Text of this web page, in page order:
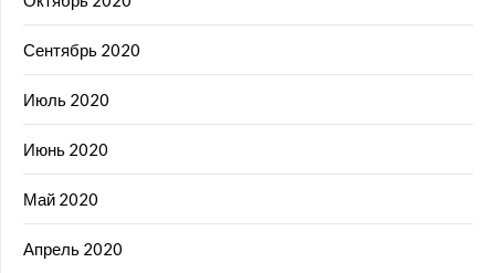
Сентябрь 2020
Июль 2020
Июнь 2020
Май 2020
Апрель 2020